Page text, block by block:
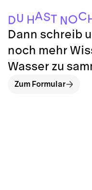
DU HAST NOC
Dann schreib
noch mehr
Wasser zu
Zum Formular